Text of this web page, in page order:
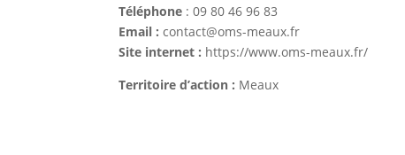
Téléphone : 09 80 46 96 83
Email :contact@oms-meaux.fr
Site internet : https://www.oms-meaux.fr/
Territoire d’action : Meaux